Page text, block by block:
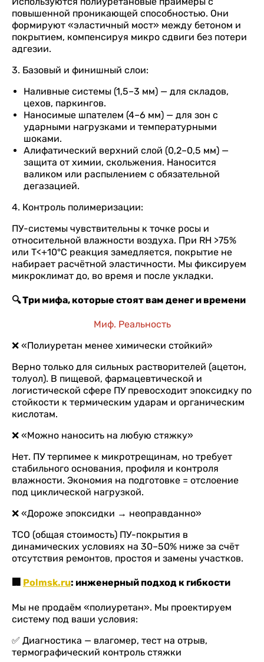
повышенной проникающей способностью. Они
формируют «эластичный мост» между бетоном и
покрытием, компенсируя микро сдвиги без потери
адгезии.
3. Базовый и финишный слои:
Наливные системы (1,5–3 мм) — для складов,
цехов, паркингов.
Наносимые шпателем (4–6 мм) — для зон с
ударными нагрузками и температурными
шоками.
Алифатический верхний слой (0,2–0,5 мм) —
защита от химии, скольжения. Наносится
валиком или распылением с обязательной
дегазацией.
4. Контроль полимеризации:
ПУ-системы чувствительны к точке росы и
относительной влажности воздуха. При RH >75%
или T<+10°C реакция замедляется, покрытие не
набирает расчётной эластичности. Мы фиксируем
микроклимат до, во время и после укладки.
🔍 Три мифа, которые стоят вам денег и времени
Миф. Реальность
❌ «Полиуретан менее химически стойкий»
Верно только для сильных растворителей (ацетон,
толуол). В пищевой, фармацевтической и
логистической сфере ПУ превосходит эпоксидку по
стойкости к термическим ударам и органическим
кислотам.
❌ «Можно наносить на любую стяжку»
Нет. ПУ терпимее к микротрещинам, но требует
стабильного основания, профиля и контроля
влажности. Экономия на подготовке = отслоение
под циклической нагрузкой.
❌ «Дороже эпоксидки → неоправданно»
TCO (общая стоимость) ПУ-покрытия в
динамических условиях на 30–50% ниже за счёт
отсутствия ремонтов, простоя и замены участков.
🏢 Polmsk.ru: инженерный подход к гибкости
Мы не продаём «полиуретан». Мы проектируем
систему под ваши условия:
✅ Диагностика — влагомер, тест на отрыв,
термографический контроль стяжки